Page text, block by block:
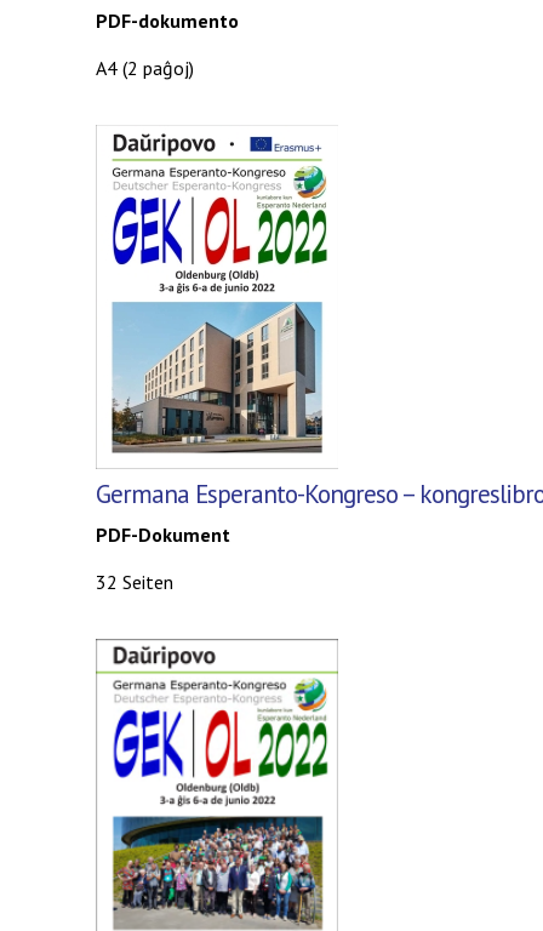
PDF-dokumento
A4 (2 paĝoj)
Germana Esperanto-Kongreso–
PDF-Dokument
32 Seiten